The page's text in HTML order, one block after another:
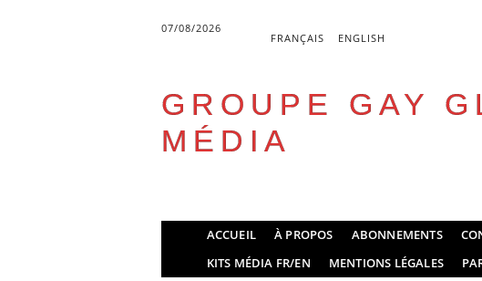
07/08/2026
FRANÇAIS ENGLISH
GROUPE GAY
MÉDIA
Main menu
ACCUEIL À PROPOS ABONNEMENTS
KITS MÉDIA FR/EN
MENTIONS LÉGALES